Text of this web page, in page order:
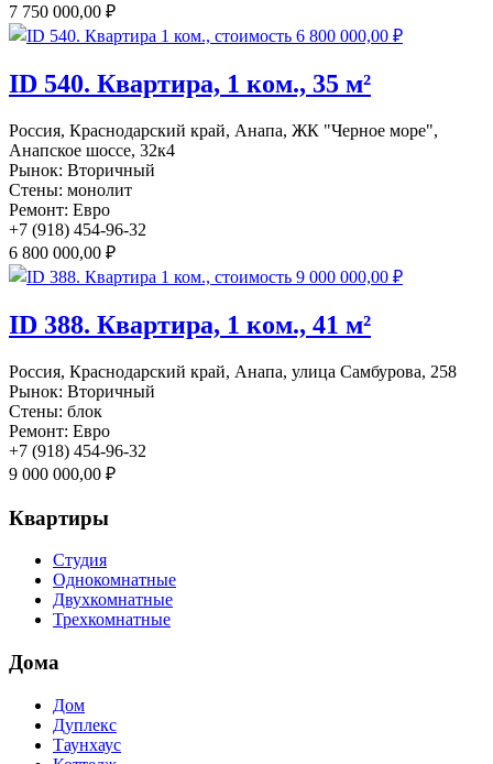
7 750 000,00 ₽
ID 540. Квартира, 1 ком., 35 м²
Россия, Краснодарский край, Анапа, ЖК "Черное море",
Анапское шоссе, 32к4
Рынок: Вторичный
Стены: монолит
Ремонт: Евро
+7 (918) 454-96-32
6 800 000,00 ₽
ID 388. Квартира, 1 ком., 41 м²
Россия, Краснодарский край, Анапа, улица Самбурова, 258
Рынок: Вторичный
Стены: блок
Ремонт: Евро
+7 (918) 454-96-32
9 000 000,00 ₽
Квартиры
Студия
Однокомнатные
Двухкомнатные
Трехкомнатные
Дома
Дом
Дуплекс
Таунхаус